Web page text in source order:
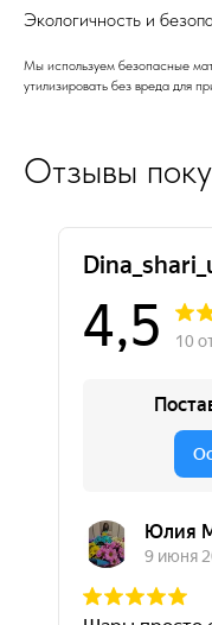
Экологичность и
Мы используем безопасные
утилизировать без вреда для
Отзывы